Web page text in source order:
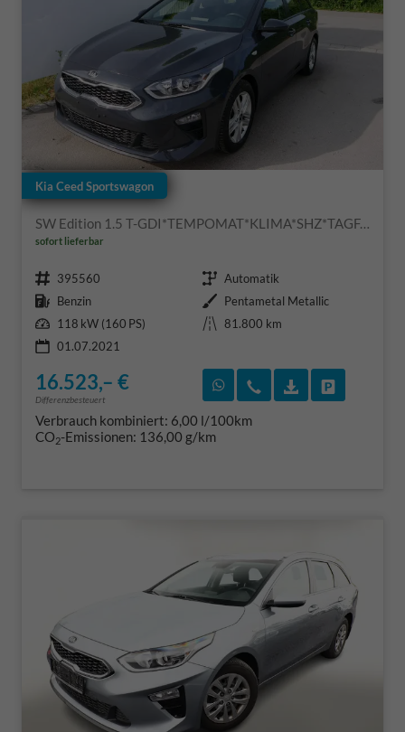
Kia Ceed Sportswagon
SW Edition 1.5 T-GDI*TEMPOMAT*KLIMA*SHZ*TAGFAHRLICHT-LED*16-ZOLL
sofort lieferbar
Fahrzeugnr. 395560 Getriebe Automatik
Kraftstoff Benzin Außenfarbe Pentametal Metallic
Leistung 118 kW (160 PS) Kilometerstand
81.800 km
01.07.2021
16.523,– €
Differenzbesteuert
Rückruf vereinbaren
Wir rufen Sie an
Verbrauch kombiniert: 6,00 l/100km
CO2-Emissionen: 136,00 g/km